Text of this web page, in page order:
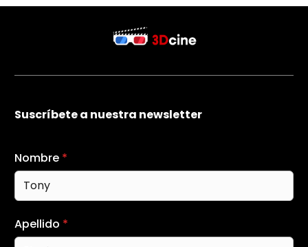
Suscríbete a nuestra newsletter
Nombre *
Apellido *